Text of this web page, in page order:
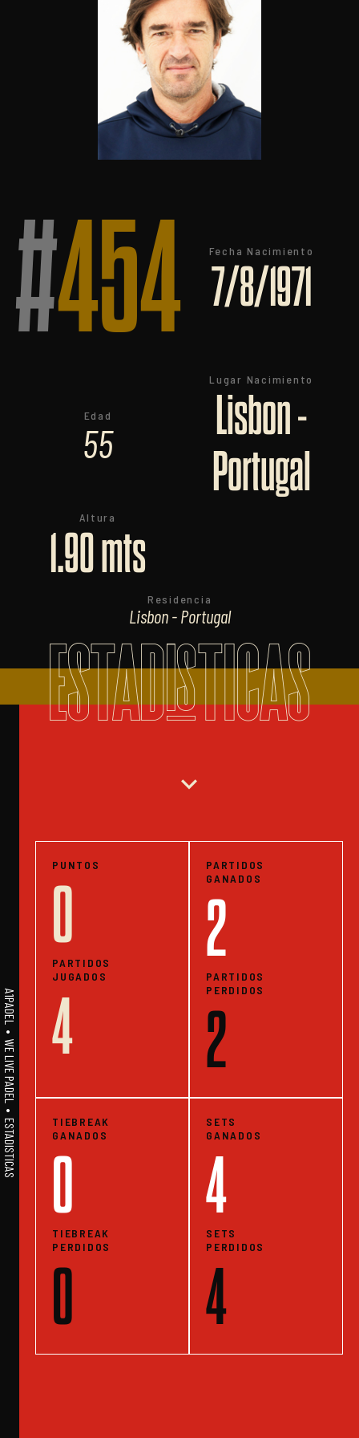
#454 Fecha Nacimiento
7/8/1971
Edad
55
Lugar Nacimiento
Lisbon -
Portugal
Altura
1.90 mts
Residencia
Lisbon - Portugal
ESTADISTICAS
A1PADEL • WE LIVE PADEL • ESTADISTICAS
expand_more
PUNTOS
0
PARTIDOS
JUGADOS
4
PARTIDOS
GANADOS
2
PARTIDOS
PERDIDOS
2
TIEBREAK
GANADOS
0
TIEBREAK
PERDIDOS
0
SETS
GANADOS
4
SETS
PERDIDOS
4